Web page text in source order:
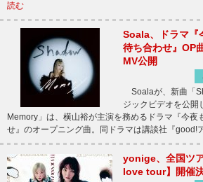
読む
Soala、ドラマ『
待ち合わせ』OP
MV公開
Soalaが、新曲「
ジックビデオを公
Memory」は、横山裕が主演を務めるドラマ『今夜
せ』のオープニング曲。同ドラマは講談社『good!
yonige、全国ツ
love tour】開催